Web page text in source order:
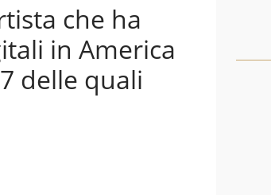
che ha
in America
delle quali